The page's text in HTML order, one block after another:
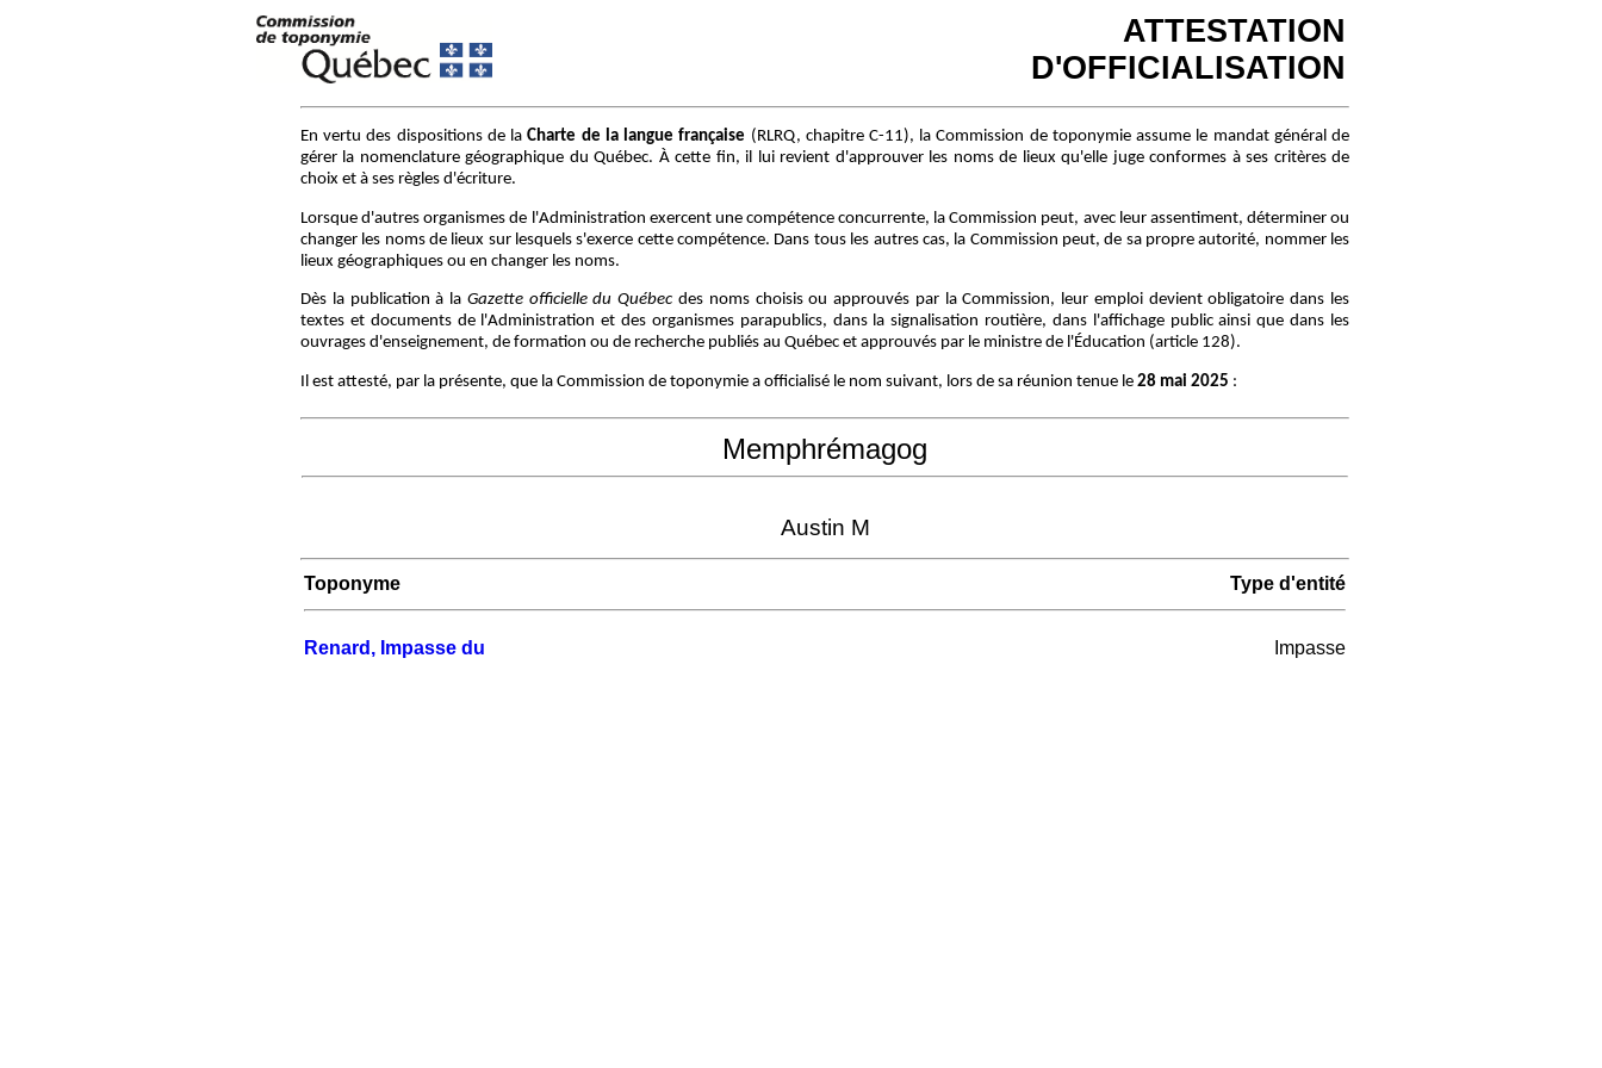
ATTESTATION
D'OFFICIALISATION
En vertu des dispositions de laCharte de la langue française (RLRQ, chapitre C-11), la Commission de toponymie assume le mandat général de
gérer la nomenclature géographique du Québec. À cette fin, il lui revient d'approuver les noms de lieux qu'elle juge conformes à ses critères de
choix et à ses règles d'écriture.
Lorsque d'autres organismes de l'Administration exercent une compétence concurrente, la Commission peut, avec leur assentiment, déterminer ou
changer les noms de lieux sur lesquels s'exerce cette compétence. Dans tous les autres cas, la Commission peut, de sa propre autorité, nommer les
lieux géographiques ou en changer les noms.
Dès la publication à la Gazette officielle du Québec des noms choisis ou approuvés par la Commission, leur emploi devient obligatoire dans les
textes et documents de l'Administration et des organismes parapublics, dans la signalisation routière, dans l'affichage public ainsi que dans les
ouvrages d'enseignement, de formation ou de recherche publiés au Québec et approuvés par le ministre de l'Éducation (article 128).
Il est attesté, par la présente, que la Commission de toponymie a officialisé le nom suivant, lors de sa réunion tenue le 28 mai 2025 :
Memphrémagog
Austin M
Toponyme Type d'entité
Renard, Impasse du Impasse